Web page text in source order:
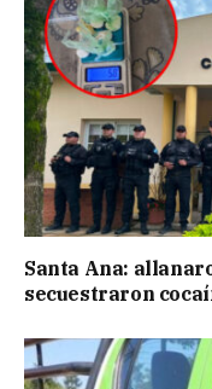
Santa Ana:
secuestraron